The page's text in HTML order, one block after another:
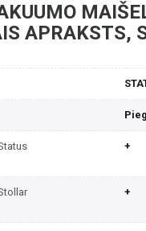
APRAKSTS,
+
+